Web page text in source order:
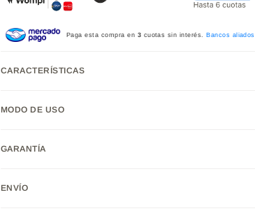
Paga esta compra en 3 cuotas sin interés.Bancos aliados
CARACTERÍSTICAS
MODO DE USO
GARANTÍA
ENVÍO